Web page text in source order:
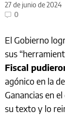
27 de junio de 2024
0
El Gobierno
sus
Fiscal
agónico en la
Ganancias en
su texto y lo